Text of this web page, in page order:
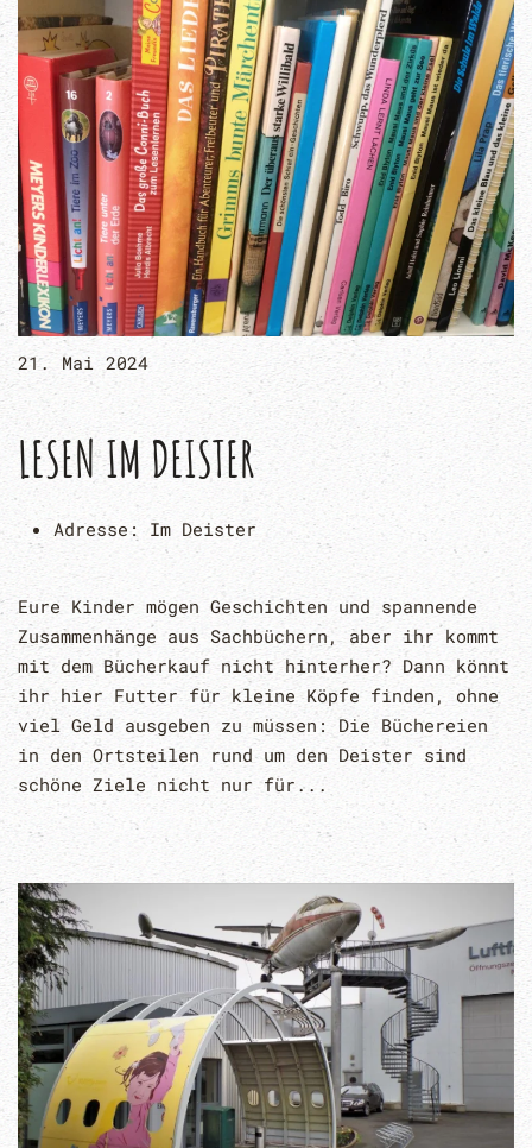
21. Mai 2024
LESEN IM DEISTER
Adresse: Im Deister
Eure Kinder mögen Geschichten und spannende
Zusammenhänge aus Sachbüchern, aber ihr kommt
mit dem Bücherkauf nicht hinterher? Dann könnt
ihr hier Futter für kleine Köpfe finden, ohne
viel Geld ausgeben zu müssen: Die Büchereien
in den Ortsteilen rund um den Deister sind
schöne Ziele nicht nur für...